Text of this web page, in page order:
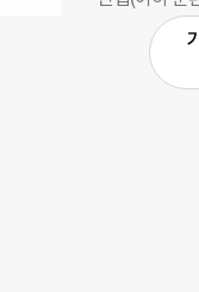
▲기타 연성
법, 공정거
을 구체화한
로 공포할
화하도록 준